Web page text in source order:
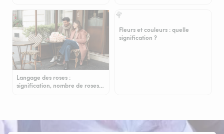
Langage des roses :
signification, nombre de roses…
Fleurs et couleurs : quelle
signification ?